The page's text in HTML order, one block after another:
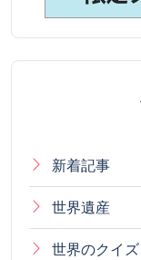
新着記事
世界遺産
世界のクイズ